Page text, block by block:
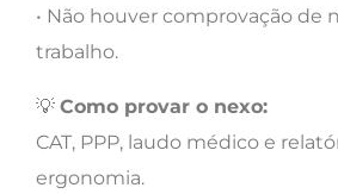
• Não houver comprovação de
trabalho.
💡 Como provar o nexo:
CAT, PPP, laudo médico e
ergonomia.